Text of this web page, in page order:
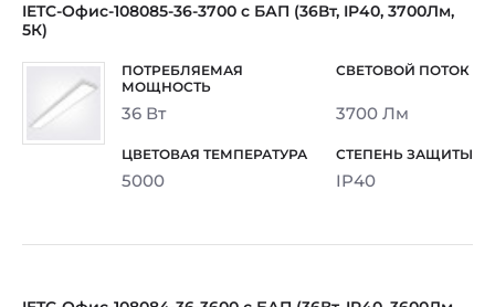
IETC-Офис-108085-36-3700 с БАП (36Вт, IP40, 3700Лм,
5К)
36 Вт 3700 Лм
5000 IP40